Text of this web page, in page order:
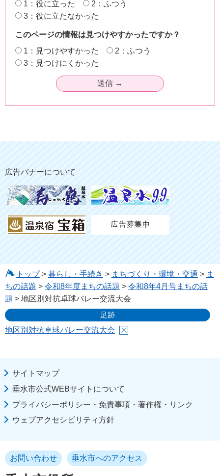
1：役に立った
2：ふつう
3：役に立たなかった
このページの情報は見つけやすかったですか？
1：見つけやすかった
2：ふつう
3：見つけにくかった
広告バナーについて
トップ> 暮らし・手続き > まちづくり・環境・交通 > ま
ちの話題 > 令和8年度まちの話題 > 令和8年4月号まちの話
題 > 地区別対抗卓球バレー交流大会
足跡
地区別対抗卓球バレー交流大会
サイトマップ
垂水市公式WEBサイトについて
プライバシーポリシー・免責事項・著作権・リンク
ウェブアクセシビリティ方針
お問い合わせ 垂水市へのアクセス